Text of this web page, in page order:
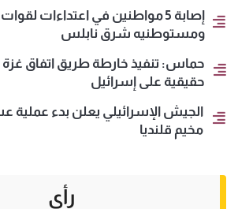
إصابة 5 مواطنين في اعتداءات
ومستوطنيه شرق نابلس
حماس: تنفيذ خارطة طريق اتفاق
حقيقية على إسرائيل
الجيش الإسرائيلي يعلن بدء
مخيم قلنديا
رأي